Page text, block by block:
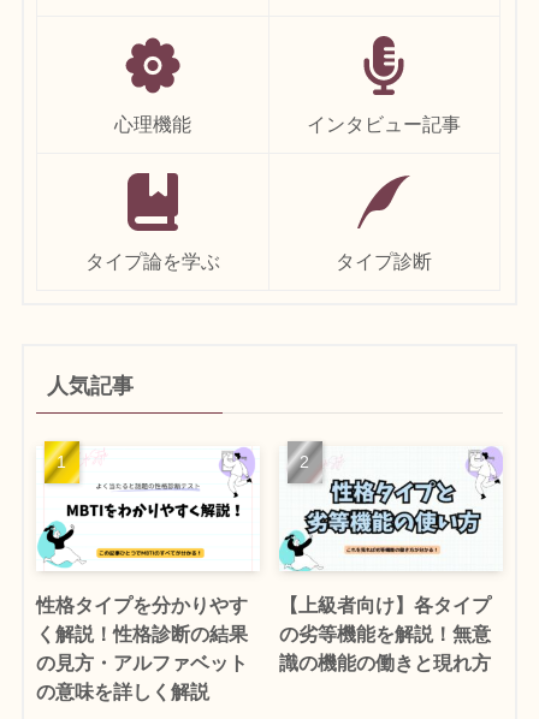
心理機能 インタビュー記事
タイプ論を学ぶ タイプ診断
人気記事
性格タイプを分かりやす
く解説！性格診断の結果
の見方・アルファベット
の意味を詳しく解説
【上級者向け】各タイプ
の劣等機能を解説！無意
識の機能の働きと現れ方